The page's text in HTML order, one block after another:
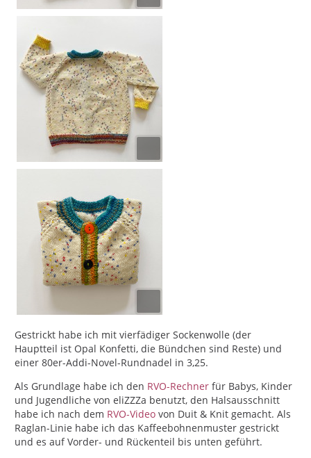
Gestrickt habe ich mit vierfädiger Sockenwolle (der
Hauptteil ist Opal Konfetti, die Bündchen sind Reste) und
einer 80er-Addi-Novel-Rundnadel in 3,25.
Als Grundlage habe ich den RVO-Rechner für Babys, Kinder
und Jugendliche von eliZZZa benutzt, den Halsausschnitt
habe ich nach dem RVO-Video von Duit & Knit gemacht. Als
Raglan-Linie habe ich das Kaffeebohnenmuster gestrickt
und es auf Vorder- und Rückenteil bis unten geführt.